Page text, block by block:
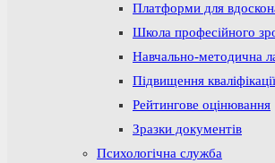
Платформи для
Школа професійного
Навчально-методична
Підвищення
Рейтингове оцінювання
Зразки документів
Психологічна служба